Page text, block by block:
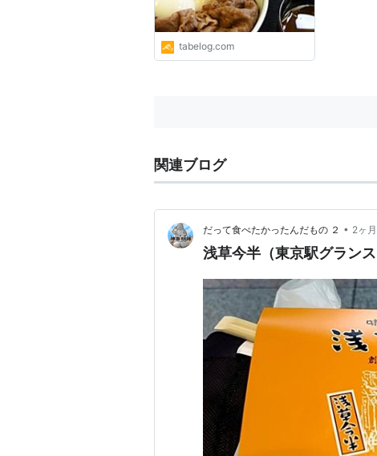
tabelog.com
関連ブログ
だって食べたかったんだもの ２ • 2ヶ
浅草今半（東京駅グラン